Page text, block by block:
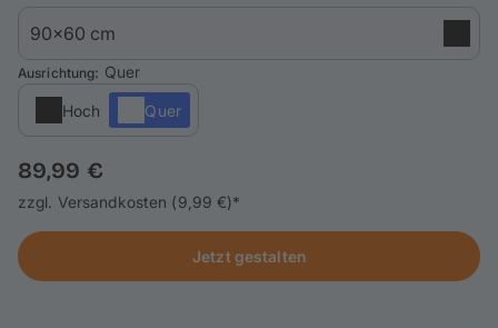
Anlässe
Service
Anmelden / Registrieren
Reisekollektion
Ausrichtung: Quer
Hoch Quer
89,99 €
zzgl. Versandkosten (9,99 €)*
Jetzt gestalten